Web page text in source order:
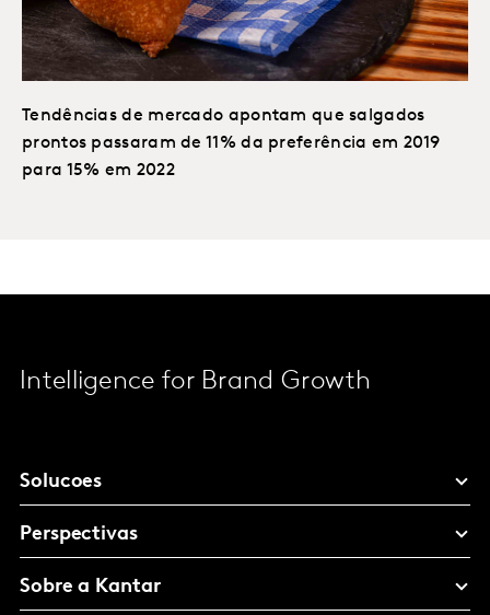
Tendências de mercado apontam que salgados
prontos passaram de 11% da preferência em 2019
para 15% em 2022
Intelligence for Brand Growth
Solucoes
Perspectivas
Sobre a Kantar